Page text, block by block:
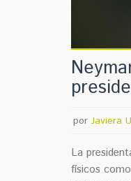
por Javiera
La
físicos